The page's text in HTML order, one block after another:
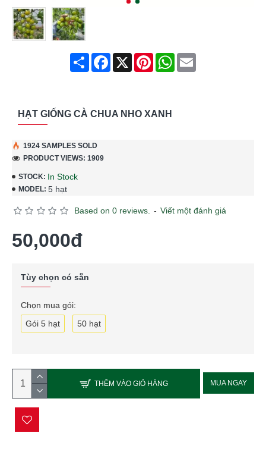
ShareFacebook
X PinterestWhatsApp
Email
HẠT GIỐNG CÀ CHUA NHO XANH
STOCK: In Stock
MODEL: 5 hạt
1924 SAMPLES SOLD
PRODUCT VIEWS: 1909
Based on 0 reviews. - Viết một đánh giá
50,000đ
Tùy chọn có sẵn
Chọn mua gói:
Gói 5 hạt
50 hạt
THÊM VÀO GIỎ HÀNG MUA NGAY